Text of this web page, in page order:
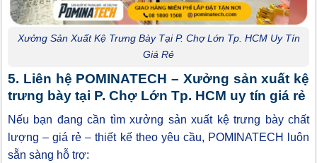
Xưởng Sản Xuất Kệ Trưng Bày Tại P. Chợ Lớn Tp. HCM Uy Tín
Giá Rẻ
5. Liên hệ POMINATECH – Xưởng sản xuất kệ
trưng bày tại P. Chợ Lớn Tp. HCM uy tín giá rẻ
Nếu bạn đang cần tìm xưởng sản xuất kệ trưng bày chất
lượng – giá rẻ – thiết kế theo yêu cầu, POMINATECH luôn
sẵn sàng hỗ trợ: